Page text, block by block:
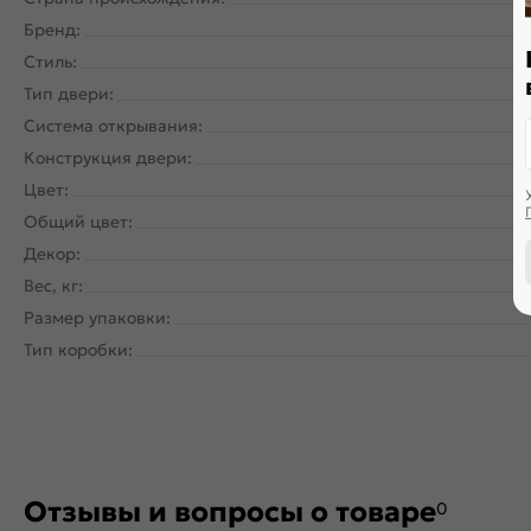
Бренд:
Стиль:
Тип двери:
Система открывания:
Конструкция двери:
Цвет:
Общий цвет:
Декор:
Вес, кг:
Размер упаковки:
Тип коробки:
Отзывы и вопросы о товаре0